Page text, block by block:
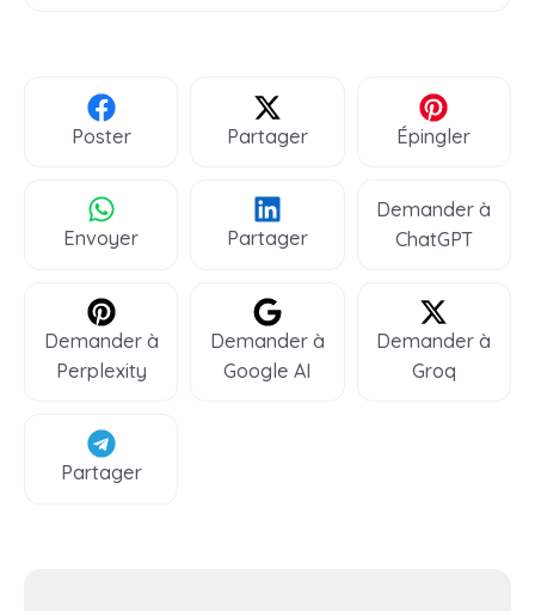
Poster Partager Épingler
Envoyer Partager
Demander à
ChatGPT
Demander à
Perplexity
Demander à
Google AI
Demander à
Groq
Partager